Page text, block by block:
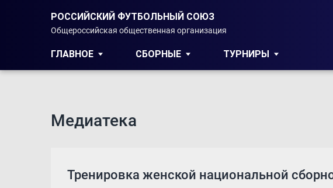
РОССИЙСКИЙ ФУТБОЛЬНЫЙ СОЮЗ
Общероссийская общественная организация
ГЛАВНОЕ СБОРНЫЕ ТУРНИРЫ
Медиатека
Тренировка женской национальной